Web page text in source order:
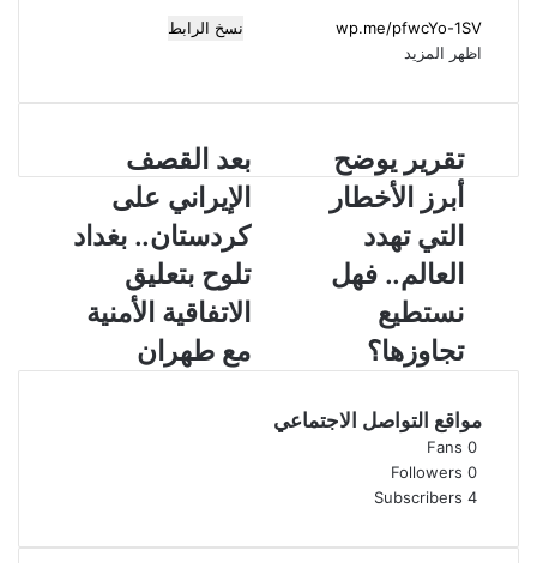
نسخ الرابط
اظهر المزيد
ع
ا
ق
ص
ف
ا
ع
بعد القصف
الإيراني على
كردستان.. بغداد
تلوح بتعليق
الاتفاقية الأمنية
مع طهران
ت
ق
ر
ي
و
ض
ح
ر
ز
ا
ل
خ
تقرير يوضح
أبرز الأخطار
التي تهدد
العالم.. فهل
نستطيع
تجاوزها؟
مواقع التواصل الاجتماعي
0
Fans
0
Followers
4
Subscribers